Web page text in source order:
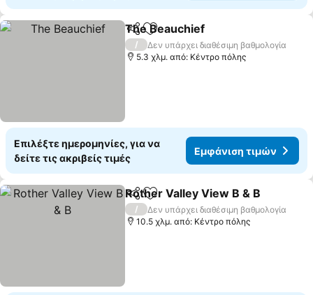
Κοινοποίηση
Προσθήκη στα αγαπημένα
The Beauchief
/
Δεν υπάρχει διαθέσιμη βαθμολογία
5.3 χλμ. από: Κέντρο πόλης
Επιλέξτε ημερομηνίες, για να
δείτε τις ακριβείς τιμές
Εμφάνιση τιμών
Κοινοποίηση
Προσθήκη στα αγαπημένα
Rother Valley View B & B
/
Δεν υπάρχει διαθέσιμη βαθμολογία
10.5 χλμ. από: Κέντρο πόλης